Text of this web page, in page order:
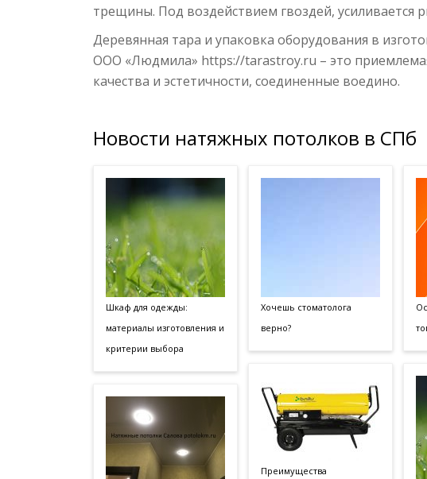
трещины. Под воздействием гвоздей, усиливается
Деревянная тара и упаковка оборудования в
ООО «Людмила» https://tarastroy.ru – это
качества и эстетичности, соединенные воедино.
Новости натяжных потолков в СПб
Шкаф для одежды:
материалы изготовления и
критерии выбора
Хочешь стоматолога
верно?
Преимущества